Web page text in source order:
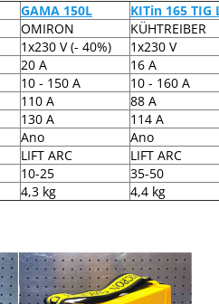
GAMA 150L
KITin 165 TIG
OMIRON
KÜHTREIBER
1x230 V (- 40%)
1x230 V
20 A
16 A
10 - 150 A
10 - 160 A
110 A
88 A
130 A
114 A
Ano
Ano
LIFT ARC
LIFT ARC
10-25
35-50
4,3 kg 4,4 kg